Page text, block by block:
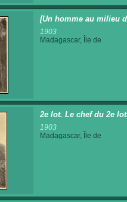
[Un homme au milieu
1903
Madagascar, Île de
2e lot. Le chef du 2e
1903
Madagascar, Île de